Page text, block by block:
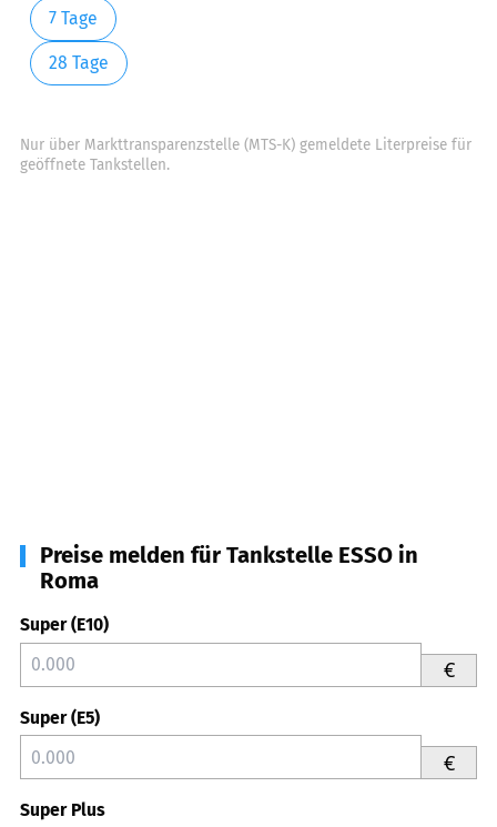
7 Tage
28 Tage
Nur über Markttransparenzstelle (MTS-K) gemeldete Literpreise für
geöffnete Tankstellen.
Preise melden für Tankstelle ESSO in
Roma
Super (E10)
€
Super (E5)
€
Super Plus